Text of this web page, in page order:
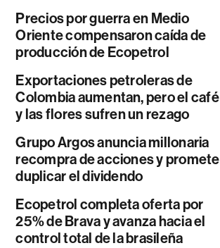
Precios por guerra en Medio
Oriente compensaron caída de
producción de Ecopetrol
Exportaciones petroleras de
Colombia aumentan, pero el café
y las flores sufren un rezago
Grupo Argos anuncia millonaria
recompra de acciones y promete
duplicar el dividendo
Ecopetrol completa oferta por
25% de Brava y avanza hacia el
control total de la brasileña